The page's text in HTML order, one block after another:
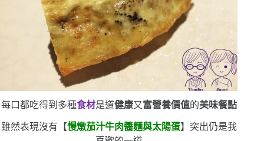
每口都吃得到多種食材是道健康又富營養價值的美味餐點
雖然表現沒有【慢燉茄汁牛肉醬麵與太陽蛋】突出仍是我